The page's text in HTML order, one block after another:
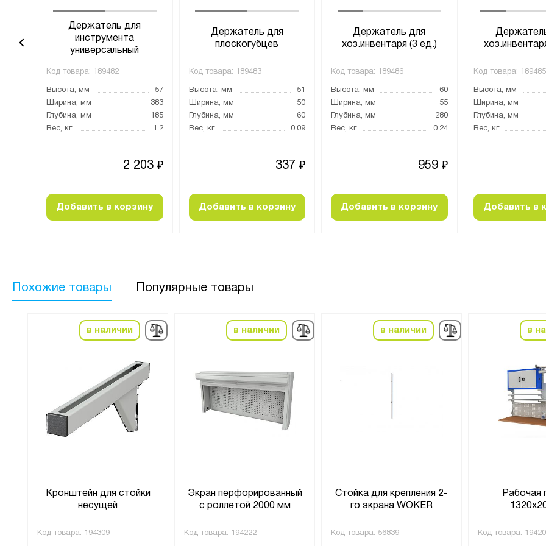
Держатель для
инструмента
универсальный
Код товара: 189482
Высота, мм
57
Ширина, мм
383
Глубина, мм
185
Вес, кг
1.2
2 203 ₽
Добавить в корзину
Держатель для
плоскогубцев
Код товара: 189483
Высота, мм
51
Ширина, мм
50
Глубина, мм
60
Вес, кг
0.09
337 ₽
Добавить в корзину
Держатель для
хоз.инвентаря (3 ед.)
Код товара: 189486
Высота, мм
60
Ширина, мм
55
Глубина, мм
280
Вес, кг
0.24
959 ₽
Добавить в корзину
Код товара: 189485
Высота, мм
Ширина, мм
Глубина, мм
Вес, кг
Добавить в
Похожие товары Популярные товары
в наличии
Кронштейн для стойки
несущей
Код товара: 194309
в наличии
Экран перфорированный
с роллетой 2000 мм
Код товара: 194222
в наличии
Стойка для крепления 2-
го экрана WOKER
Код товара: 56839
в
Рабочая
Код товара: